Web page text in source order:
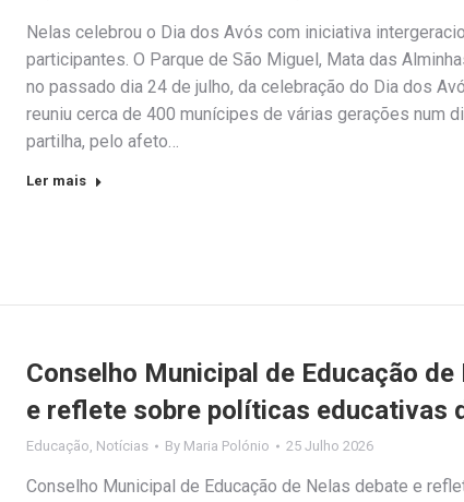
Nelas celebrou o Dia dos Avós com iniciativa
participantes. O Parque de São Miguel, Mata das
no passado dia 24 de julho, da celebração do Dia dos
reuniu cerca de 400 munícipes de várias gerações num
partilha, pelo afeto…
Ler mais
Conselho Municipal de Educação
e reflete sobre políticas educativas
Educação, Notícias By Maria Polónio 25 Julho 2026
Conselho Municipal de Educação de Nelas debate e